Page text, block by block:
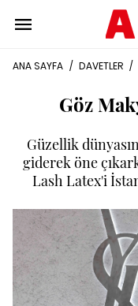
ANA SAYFA / DAVETLER /
Göz
Güzellik
giderek öne
Lash Latex'i